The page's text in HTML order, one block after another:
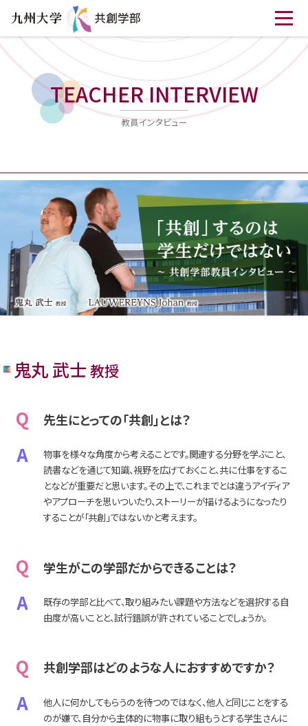
TEACHER INTERVIEW
教員インタビュー
鬼丸 武士教授
Q 先生にとっての「共創」とは？
A
物事を様々な角度から考えることです。関連する分野を学ぶこと、
読書などを通じて知識、視野を広げておくこと、共に仕事をするこ
となどが重要だと思います。その上で、これまでとは違うアイディア
やアプローチを思いついたり、ストーリーが描けるようになったり
することが「共創」ではないかと考えます。
Q 学生がこの学部だからできることは？
A
既存の学部と比べて、取り組みたい課題や方法などを選択する自
由度が高いことと、試行錯誤が許されていることでしょうか。
Q 共創学部はどのような人におすすめですか？
A
他人に何かしてもらうのを待つのではなく、他人と同じことをする
のが嫌で、自分から主体的に物事に取り組もうとする学生さんに